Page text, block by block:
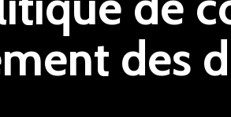
des